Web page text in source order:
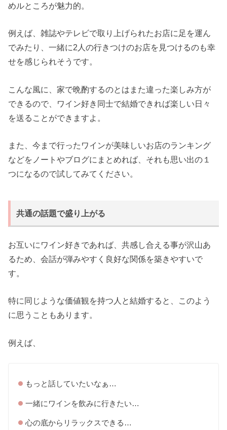
めルところが魅力的。
例えば、雑誌やテレビで取り上げられたお店に足を運ん
でみたり、一緒に2人の行きつけのお店を見つけるのも幸
せを感じられそうです。
こんな風に、家で晩酌するのとはまた違った楽しみ方が
できるので、ワイン好き同士で結婚できれば楽しい日々
を送ることができますよ。
また、今まで行ったワインが美味しいお店のランキング
などをノートやブログにまとめれば、それも思い出の１
つになるので試してみてください。
共通の話題で盛り上がる
お互いにワイン好きであれば、共感し合える事が沢山あ
るため、会話が弾みやすく良好な関係を築きやすいで
す。
特に同じような価値観を持つ人と結婚すると、このよう
に思うこともあります。
例えば、
もっと話していたいなぁ…
一緒にワインを飲みに行きたい…
心の底からリラックスできる…